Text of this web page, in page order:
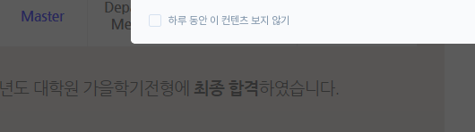
하루 동안 이 컨텐츠 보지 않기